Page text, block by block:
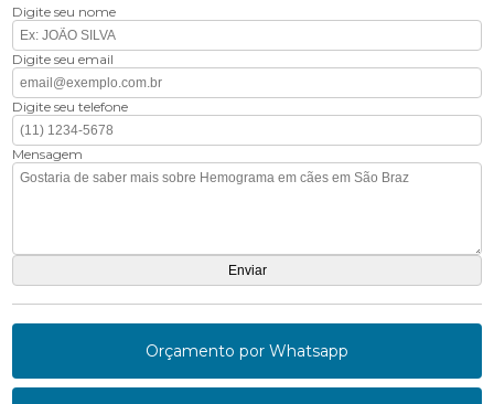
Digite seu nome
Digite seu email
Digite seu telefone
Mensagem
Orçamento por Whatsapp